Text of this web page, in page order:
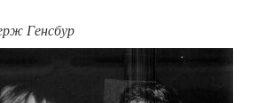
Генсбур